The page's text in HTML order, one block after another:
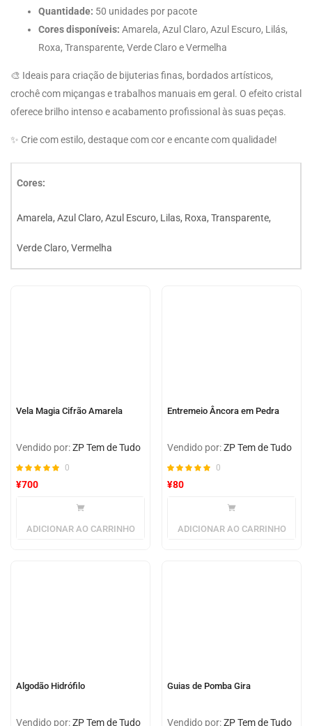
Quantidade: 50 unidades por pacote
Cores disponíveis: Amarela, Azul Claro, Azul Escuro, Lilás,
Roxa, Transparente, Verde Claro e Vermelha
🎨 Ideais para criação de bijuterias finas, bordados artísticos,
crochê com miçangas e trabalhos manuais em geral. O efeito cristal
oferece brilho intenso e acabamento profissional às suas peças.
✨ Crie com estilo, destaque com cor e encante com qualidade!
Cores:
Amarela, Azul Claro, Azul Escuro, Lilas, Roxa, Transparente,
Verde Claro, Vermelha
Vela Magia Cifrão Amarela
Vendido por:ZP Tem de Tudo
0
¥700
ADICIONAR AO CARRINHO
Entremeio Âncora em Pedra
Vendido por:ZP Tem de Tudo
0
¥80
ADICIONAR AO CARRINHO
Algodão Hidrófilo
Vendido por:ZP Tem de Tudo
Guias de Pomba Gira
Vendido por:ZP Tem de Tudo